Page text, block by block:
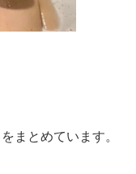
まとめています。